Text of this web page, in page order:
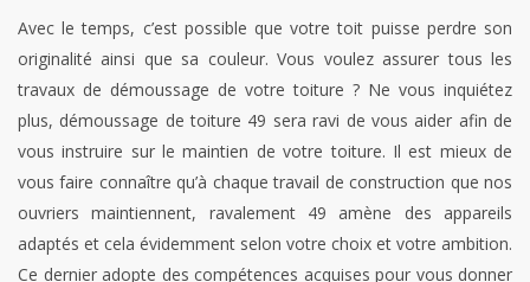
Avec le temps, c’est possible que votre toit puisse perdre son
originalité ainsi que sa couleur. Vous voulez assurer tous les
travaux de démoussage de votre toiture ? Ne vous inquiétez
plus, démoussage de toiture 49 sera ravi de vous aider afin de
vous instruire sur le maintien de votre toiture. Il est mieux de
vous faire connaître qu’à chaque travail de construction que nos
ouvriers maintiennent, ravalement 49 amène des appareils
adaptés et cela évidemment selon votre choix et votre ambition.
Ce dernier adopte des compétences acquises pour vous donner